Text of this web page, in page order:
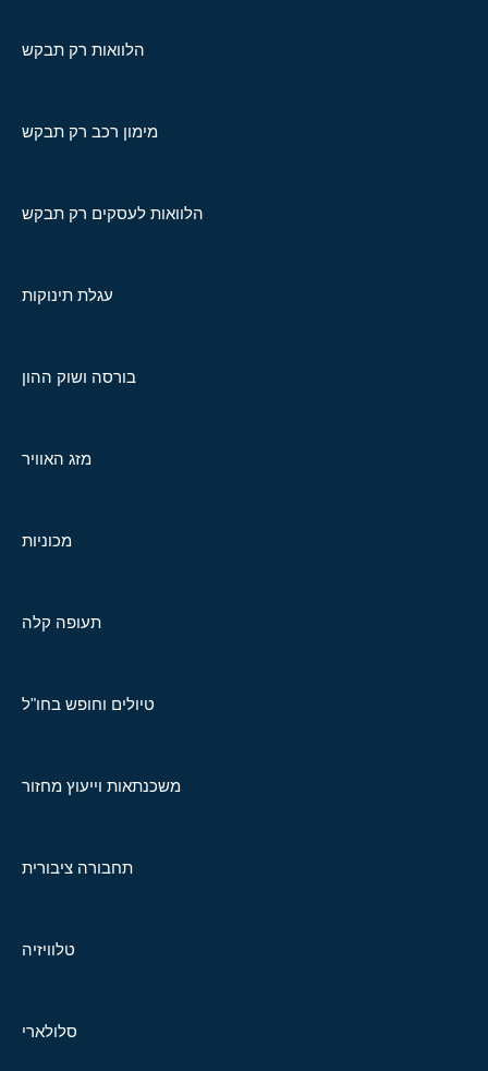
הלוואות רק תבקש
מימון רכב רק תבקש
הלוואות לעסקים רק תבקש
עגלת תינוקות
בורסה ושוק ההון
מזג האוויר
מכוניות
תעופה קלה
טיולים וחופש בחו"ל
משכנתאות וייעוץ מחזור
תחבורה ציבורית
טלוויזיה
סלולארי